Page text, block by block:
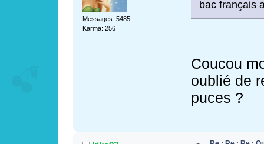
Messages: 5485
Karma: 256
bac français
Coucou
oublié de
puces ?